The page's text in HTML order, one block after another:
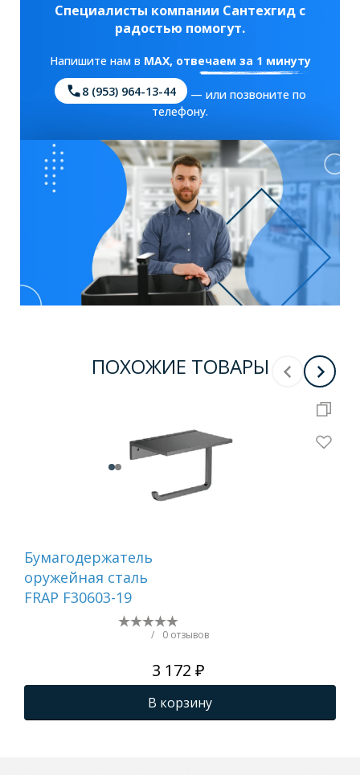
Специалисты компании Сантехгид с
радостью помогут.
Напишите нам в MAX, отвечаем за 1 минуту
8 (953) 964-13-44
— или позвоните по
телефону.
ПОХОЖИЕ ТОВАРЫ
Бумагодержатель
оружейная сталь
FRAP F30603-19
/ 0 отзывов
3 172 ₽
В корзину